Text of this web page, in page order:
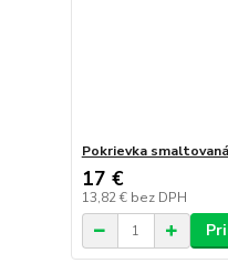
Pokrievka
17 €
13,82 € bez DPH